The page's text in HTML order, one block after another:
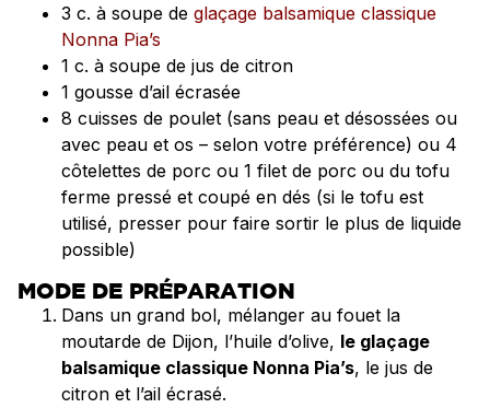
3 c. à soupe de glaçage balsamique classique
Nonna Pia’s
1 c. à soupe de jus de citron
1 gousse d’ail écrasée
8 cuisses de poulet (sans peau et désossées ou
avec peau et os – selon votre préférence) ou 4
côtelettes de porc ou 1 filet de porc ou du tofu
ferme pressé et coupé en dés (si le tofu est
utilisé, presser pour faire sortir le plus de liquide
possible)
MODE DE PRÉPARATION
Dans un grand bol, mélanger au fouet la
moutarde de Dijon, l’huile d’olive, le glaçage
balsamique classique Nonna Pia’s, le jus de
citron et l’ail écrasé.